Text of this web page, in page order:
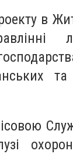
в
та